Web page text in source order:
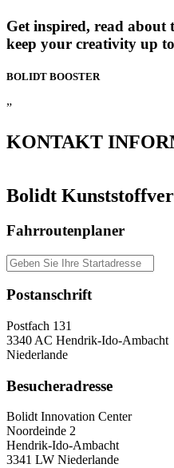
Get inspired, read about
keep your creativity up
BOLIDT BOOSTER
”
KONTAKT
Bolidt
Fahrroutenplaner
Postanschrift
Postfach 131
3340 AC Hendrik-Ido-Ambacht
Niederlande
Besucheradresse
Bolidt Innovation Center
Noordeinde 2
Hendrik-Ido-Ambacht
3341 LW Niederlande